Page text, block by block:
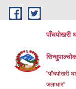
Skip to main content
पाँचपोखरी
"पाँचपोखरी
जलाधार"